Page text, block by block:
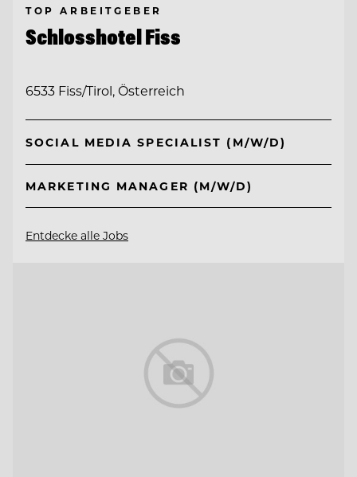
TOP ARBEITGEBER
Schlosshotel Fiss
6533 Fiss/Tirol, Österreich
SOCIAL MEDIA SPECIALIST (M/W/D)
MARKETING MANAGER (M/W/D)
Entdecke alle Jobs